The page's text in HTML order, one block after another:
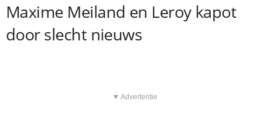
Maxime Meiland en Leroy kapot
door slecht nieuws
▼ Advertentie